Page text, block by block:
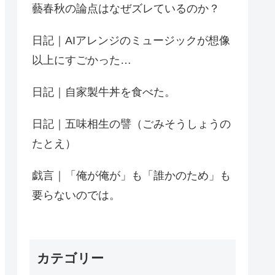
藝春秋の論点はなぜズレているのか？
日記｜AIアレンジのミュージックが想像
以上にすごかった…
日記｜自家製牛丼を食べた。
日記｜五味相生の譬（ごみそうしょうの
たとえ）
戯言｜「俺が俺が」も「誰かのため」も
要らないのでは。
カテゴリー